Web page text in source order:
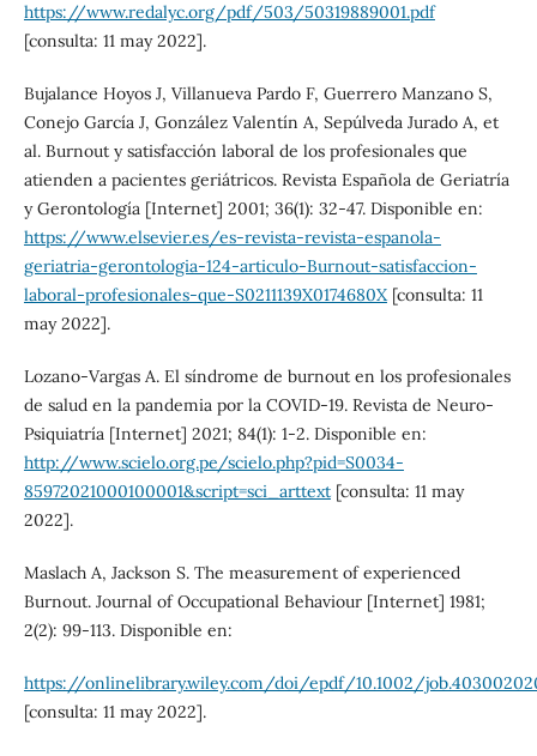
https://www.redalyc.org/pdf/503/50319889001.pdf
[consulta: 11 may 2022].
Bujalance Hoyos J, Villanueva Pardo F, Guerrero Manzano S,
Conejo García J, González Valentín A, Sepúlveda Jurado A, et
al. Burnout y satisfacción laboral de los profesionales que
atienden a pacientes geriátricos. Revista Española de Geriatría
y Gerontología [Internet] 2001; 36(1): 32-47. Disponible en:
https://www.elsevier.es/es-revista-revista-espanola-
geriatria-gerontologia-124-articulo-Burnout-satisfaccion-
laboral-profesionales-que-S0211139X0174680X[consulta: 11
may 2022].
Lozano-Vargas A. El síndrome de burnout en los profesionales
de salud en la pandemia por la COVID-19. Revista de Neuro-
Psiquiatría [Internet] 2021; 84(1): 1-2. Disponible en:
http://www.scielo.org.pe/scielo.php?pid=S0034-
85972021000100001&script=sci_arttext[consulta: 11 may
2022].
Maslach A, Jackson S. The measurement of experienced
Burnout. Journal of Occupational Behaviour [Internet] 1981;
2(2): 99-113. Disponible en:
https://onlinelibrary.wiley.com/doi/epdf/10.1002/
[consulta: 11 may 2022].